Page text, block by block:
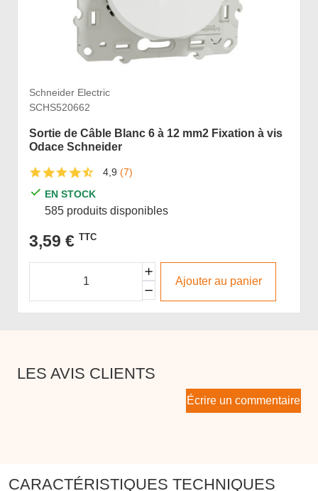
Schneider Electric
SCHS520662
Sortie de Câble Blanc 6 à 12 mm2 Fixation à vis
Odace Schneider
4,9 (7)
EN STOCK
585 produits disponibles
3,59 € TTC
Ajouter au panier
LES AVIS CLIENTS
Écrire un commentaire
CARACTÉRISTIQUES TECHNIQUES